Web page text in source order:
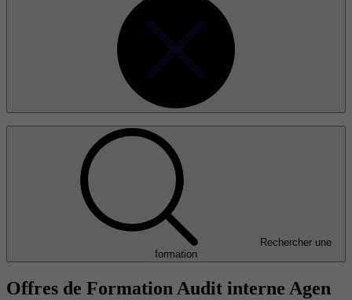
Rechercher une
formation
Offres de Formation Audit interne Agen